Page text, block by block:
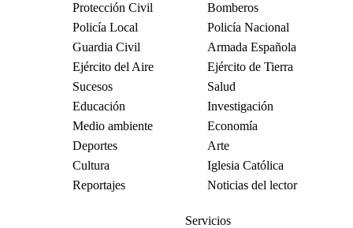
Protección Civil
Bomberos
Policía Local
Policía Nacional
Guardia Civil
Armada Española
Ejército del Aire
Ejército de Tierra
Sucesos
Salud
Educación
Investigación
Medio ambiente
Economía
Deportes
Arte
Cultura
Iglesia Católica
Reportajes
Noticias del lector
Servicios